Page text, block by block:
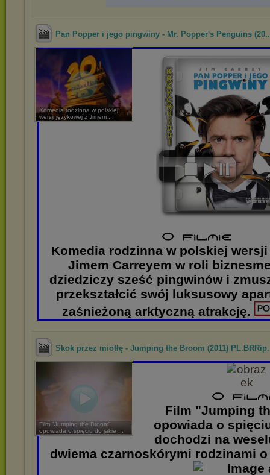
Pan Popper i jego pingwiny - Mr. Popper's Penguins
Komedia rodzinna w polskiej
wersji językowej z Jimem ...
Komedia rodzinna w polskiej
Jimem Carreyem w roli
dziedziczy sześć pingwinów i
przekształcić swój luksusowy
zaśnieżoną arktyczną atrakcję.
Skok przez miotłę - Jumping the Broom (2011)
Film "Jumping the Broom"
opowiada o spięciu do jakie ...
Film "Jumping
opowiada o
dochodzi na
dwiema czarnoskórymi rodzinami